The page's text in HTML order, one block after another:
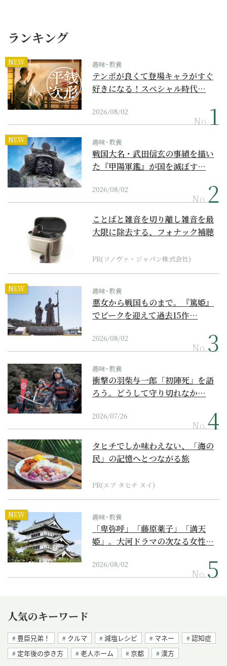
ランキング
NEW 趣味･教養
テンポが良くて登場キャラがすぐ
好きになる！スペシャル時代…
2026/08/02
No.
NEW 趣味･教養
戦国大名・武田信玄の事績を描い
た『甲陽軍鑑』が国を滅ぼす…
2026/08/02
No.
ことばと雑音を切り離し雑音を最
大限に除去する、フォナック補聴
PR(ソノヴァ・ジャパン株式会社)
NEW 趣味･教養
悪女から戦国ものまで。『篤姫』
でピークを迎えて過去15作…
2026/08/02
No.
趣味･教養
衝撃の羽柴与一郎「初陣死」を語
ろう。どうして守り切れなか…
2026/07/26
No.
タヒチでしか味わえない、「海の
民」の記憶へとつながる旅
PR(エア タヒチ ヌイ)
NEW 趣味･教養
「卑弥呼」「藤原薬子」「満天
姫」。大河ドラマの次なる女性…
2026/08/02
No.
人気のキーワード
豊臣兄弟！ クルマ 減塩レシピ マネー
認知症
定年後の歩き方
老人ホーム 京都 漢方